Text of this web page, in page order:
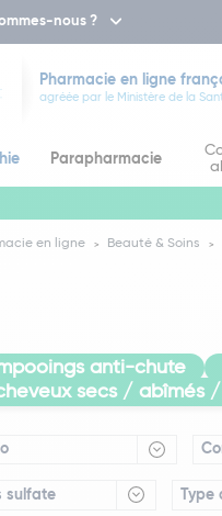
nous ?
Pharmacie en ligne
agréée par le Ministère de la
Parapharmacie
en ligne Beauté & Soins
anti-chute
secs / abîmés
sulfate Type